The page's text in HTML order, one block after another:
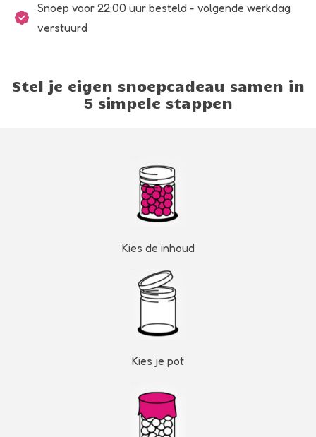
Snoep voor 22:00 uur besteld - volgende werkdag
verstuurd
Stel je eigen snoepcadeau samen in
5 simpele stappen
Kies de inhoud
Kies je pot